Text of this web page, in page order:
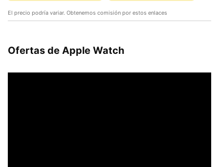
El precio podría variar. Obtenemos comisión por estos enlaces
Ofertas de Apple Watch